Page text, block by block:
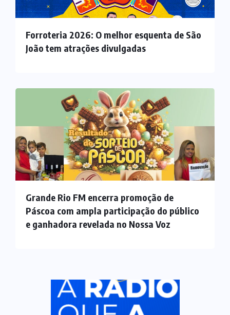
Forroteria 2026: O melhor esquenta de São
João tem atrações divulgadas
Grande Rio FM encerra promoção de
Páscoa com ampla participação do público
e ganhadora revelada no Nossa Voz